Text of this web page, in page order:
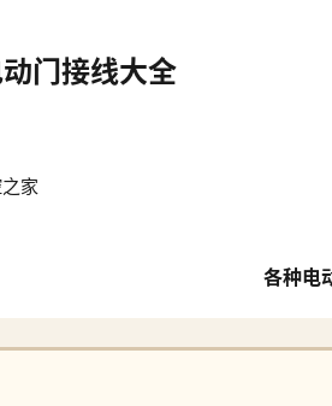
门接线大全
家
各种电